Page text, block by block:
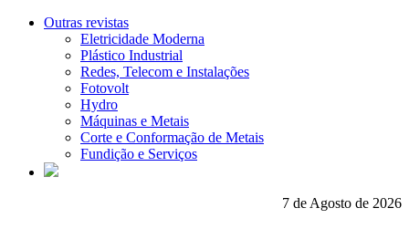
Outras revistas
Eletricidade Moderna
Plástico Industrial
Redes, Telecom e Instalações
Fotovolt
Hydro
Máquinas e Metais
Corte e Conformação de Metais
Fundição e Serviços
7 de Agosto de 2026